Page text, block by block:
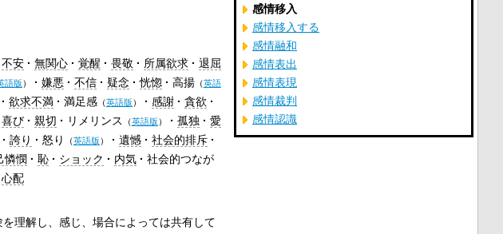
不安 無関心 覚醒 畏敬 所属欲求
退屈
語版） 嫌悪 不信 疑念 恍惚 高揚（英語
欲求不満 満足感（英語版） 感謝
貪欲
喜び 親切 リメリンス （英語版） 孤独
愛
誇り 怒り （英語版） 遺憾
社会的排斥
憐憫 恥 ショック 内気
社会的つなが
心配
理解し、感じ、場合によっては共有して
感情移入
感情移入する
感情融和
感情表出
感情表現
感情裁判
感情認識